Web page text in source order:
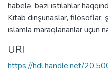
habelə, bəzi istilahlar
Kitab dinşünaslar, filosoflar,
islamla maraqlananlar üçün
URI
https://hdl.handle.net/